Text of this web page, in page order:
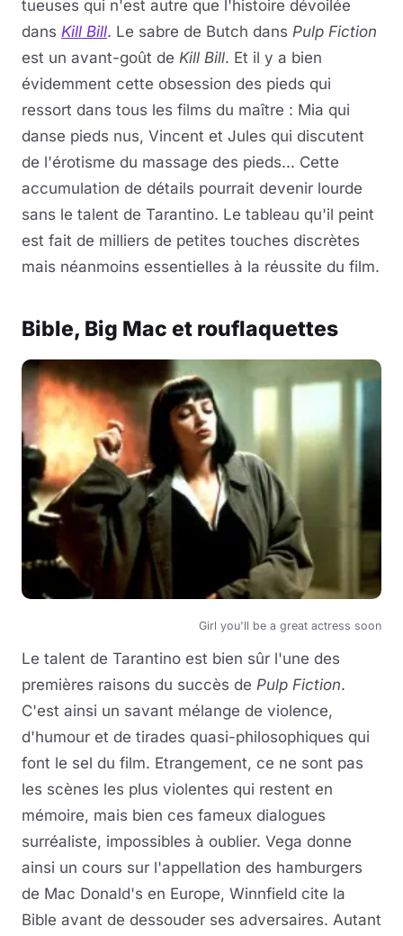
tueuses qui n'est autre que l'histoire dévoilée
dans Kill Bill. Le sabre de Butch dans Pulp Fiction
est un avant-goût de Kill Bill. Et il y a bien
évidemment cette obsession des pieds qui
ressort dans tous les films du maître : Mia qui
danse pieds nus, Vincent et Jules qui discutent
de l'érotisme du massage des pieds... Cette
accumulation de détails pourrait devenir lourde
sans le talent de Tarantino. Le tableau qu'il peint
est fait de milliers de petites touches discrètes
mais néanmoins essentielles à la réussite du film.
Bible, Big Mac et rouflaquettes
Girl you'll be a great actress soon
Le talent de Tarantino est bien sûr l'une des
premières raisons du succès de Pulp Fiction.
C'est ainsi un savant mélange de violence,
d'humour et de tirades quasi-philosophiques qui
font le sel du film. Etrangement, ce ne sont pas
les scènes les plus violentes qui restent en
mémoire, mais bien ces fameux dialogues
surréaliste, impossibles à oublier. Vega donne
ainsi un cours sur l'appellation des hamburgers
de Mac Donald's en Europe, Winnfield cite la
Bible avant de dessouder ses adversaires. Autant